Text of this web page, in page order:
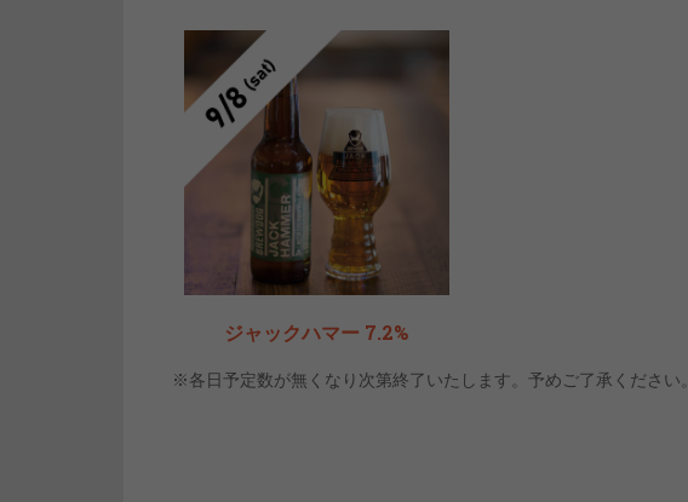
ジャックハマー 7.2%
※各日予定数が無くなり次第終了いたします。予めご了承ください。